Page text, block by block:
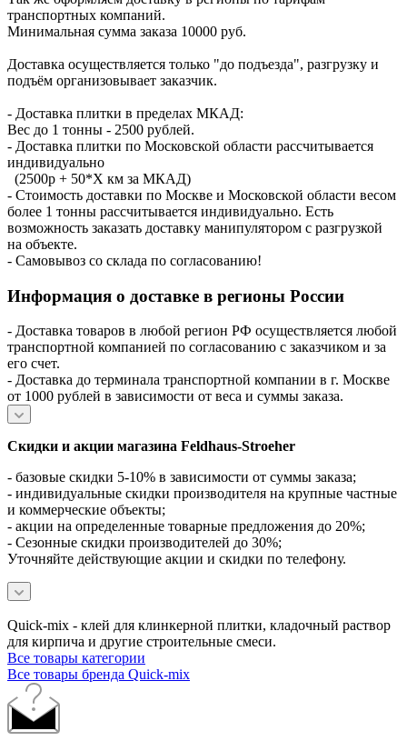
транспортных компаний.
Минимальная сумма заказа 10000 руб.
Доставка осуществляется только "до подъезда", разгрузку и
подъём организовывает заказчик.
- Доставка плитки в пределах МКАД:
Вес до 1 тонны - 2500 рублей.
- Доставка плитки по Московской области рассчитывается
индивидуально
(2500р + 50*X км за МКАД)
- Стоимость доставки по Москве и Московской области весом
более 1 тонны рассчитывается индивидуально. Есть
возможность заказать доставку манипулятором с разгрузкой
на объекте.
- Самовывоз со склада по согласованию!
Информация о доставке в регионы России
- Доставка товаров в любой регион РФ осуществляется любой
транспортной компанией по согласованию с заказчиком и за
его счет.
- Доставка до терминала транспортной компании в г. Москве
от 1000 рублей в зависимости от веса и суммы заказа.
Скидки и акции магазина Feldhaus-Stroeher
- базовые скидки 5-10% в зависимости от суммы заказа;
- индивидуальные скидки производителя на крупные частные
и коммерческие объекты;
- акции на определенные товарные предложения до 20%;
- Сезонные скидки производителей до 30%;
Уточняйте действующие акции и скидки по телефону.
Quick-mix - клей для клинкерной плитки, кладочный раствор
для кирпича и другие строительные смеси.
Все товары категории
Все товары бренда Quick-mix